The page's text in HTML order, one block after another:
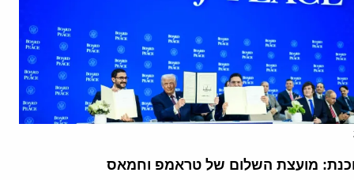
מועצת השלום של טראמפ וחמאס